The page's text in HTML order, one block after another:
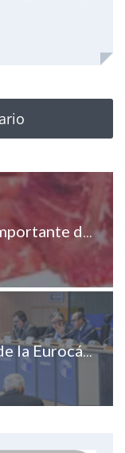
La industria cárnica, la más importante de España
La Comisión de Agricultura de la Eurocámara, descontenta con Phil Hogan